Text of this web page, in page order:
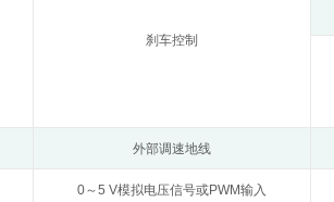
刹车控制
外部调速地线
0～5 V模拟电压信号或PWM输入